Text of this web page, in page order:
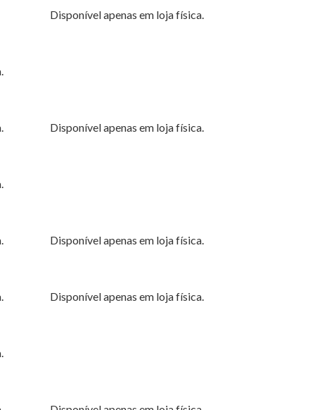
Disponível apenas em loja física.
Disponível apenas em loja física.
Disponível apenas em loja física.
Disponível apenas em loja física.